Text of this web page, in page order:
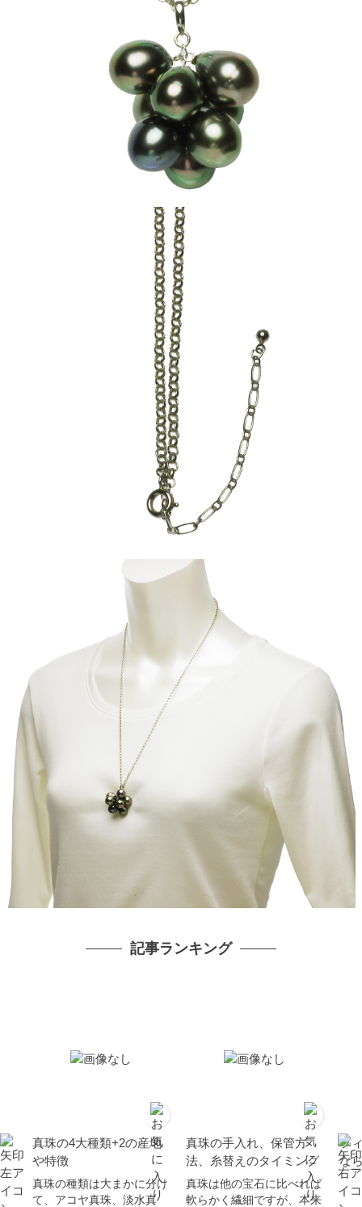
記事ランキング
真珠の4大種類+2の産地
や特徴
真珠の種類は大まかに分け
て、アコヤ真珠、淡水真
真珠の手入れ、保管方
法、糸替えのタイミング
真珠は他の宝石に比べれば
軟らかく繊細ですが、本来
フ
な